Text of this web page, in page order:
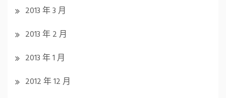
2013 年 3 月
2013 年 2 月
2013 年 1 月
2012 年 12 月